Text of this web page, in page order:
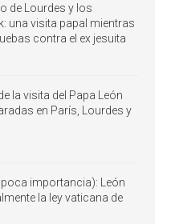
de Lourdes y los
una visita papal mientras
contra el ex jesuita
la visita del Papa León
en París, Lourdes y
importancia): León
la ley vaticana de